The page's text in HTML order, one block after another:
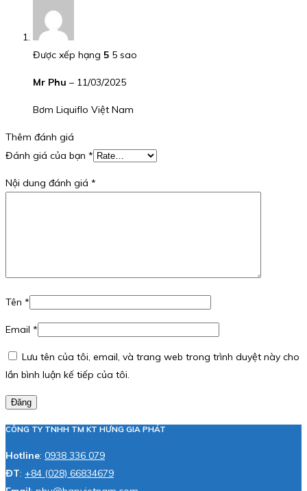
Được xếp hạng 5 5 sao
Mr Phu – 11/03/2025
Bơm Liquiflo Việt Nam
Thêm đánh giá
Đánh giá của bạn *
Nội dung đánh giá *
Tên *
Email *
Lưu tên của tôi, email, và trang web trong trình duyệt này cho
lần bình luận kế tiếp của tôi.
Đăng
CÔNG TY TNHH TM KT HƯNG GIA PHÁT
Hotline: 0938 336 079
ĐT: +84 (028) 66834679